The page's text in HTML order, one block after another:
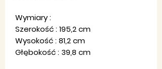
Wymiary :
Szerokość : 195,2 cm
Wysokość : 81,2 cm
Głębokość : 39,8 cm